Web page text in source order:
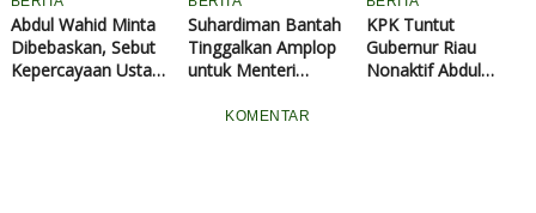
Abdul Wahid Minta
Dibebaskan, Sebut
Kepercayaan Ustaz
Suhardiman Bantah
Tinggalkan Amplop
untuk Menteri
Tak Tahu Isinya
KPK Tuntut
Gubernur Riau
Nonaktif Abdul
KOMENTAR